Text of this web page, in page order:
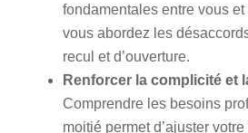
fondamentales entre vous
vous abordez les
recul et d’ouverture.
Renforcer la complicité et
Comprendre les besoins
moitié permet d’ajuster